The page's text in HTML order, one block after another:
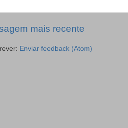
mais recente
Enviar feedback (Atom)